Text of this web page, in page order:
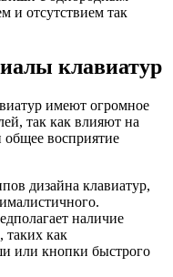
и отсутствием так
клавиатур
имеют огромное
так как влияют на
общее восприятие
дизайна клавиатур,
наличие
таких как
или кнопки быстрого